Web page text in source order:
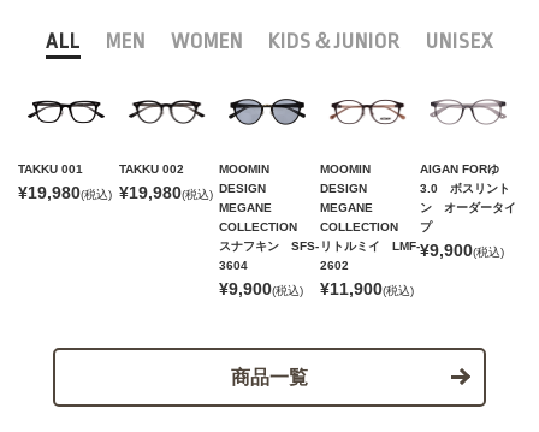
ALL MEN WOMEN KIDS＆JUNIOR UNISEX
TAKKU 001
¥19,980(税込)
TAKKU 002
¥19,980(税込)
MOOMIN
DESIGN
MEGANE
COLLECTION
スナフキン SFS-
3604
¥9,900(税込)
MOOMIN
DESIGN
MEGANE
COLLECTION
リトルミイ LMF-
2602
¥11,900(税込)
AIGAN FORゆ
3.0 ボスリント
ン オーダータイ
プ
¥9,900(税込)
商品一覧